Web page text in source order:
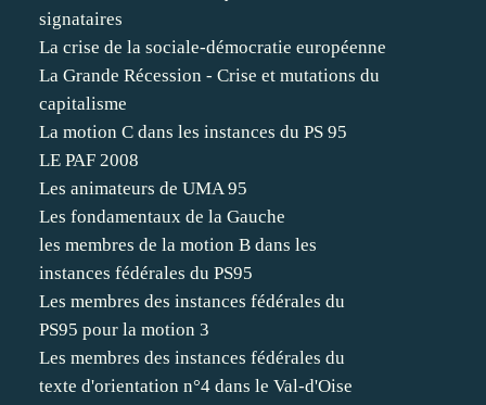
signataires
La crise de la sociale-démocratie européenne
La Grande Récession - Crise et mutations du
capitalisme
La motion C dans les instances du PS 95
LE PAF 2008
Les animateurs de UMA 95
Les fondamentaux de la Gauche
les membres de la motion B dans les
instances fédérales du PS95
Les membres des instances fédérales du
PS95 pour la motion 3
Les membres des instances fédérales du
texte d'orientation n°4 dans le Val-d'Oise